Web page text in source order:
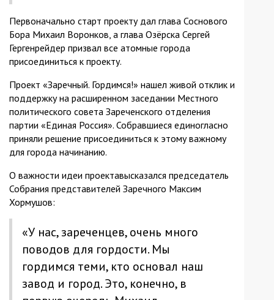
Первоначально старт проекту дал глава Соснового
Бора Михаил Воронков, а глава Озёрска Сергей
Гергенрейдер призвал все атомные города
присоединиться к проекту.
Проект «Заречный. Гордимся!» нашел живой отклик и
поддержку на расширенном заседании Местного
политического совета Зареченского отделения
партии «Единая Россия». Собравшиеся единогласно
приняли решение присоединиться к этому важному
для города начинанию.
О важности идеи проектавысказался председатель
Собрания представителей Заречного Максим
Хормушов:
«У нас, зареченцев, очень много
поводов для гордости. Мы
гордимся теми, кто основал наш
завод и город. Это, конечно, в